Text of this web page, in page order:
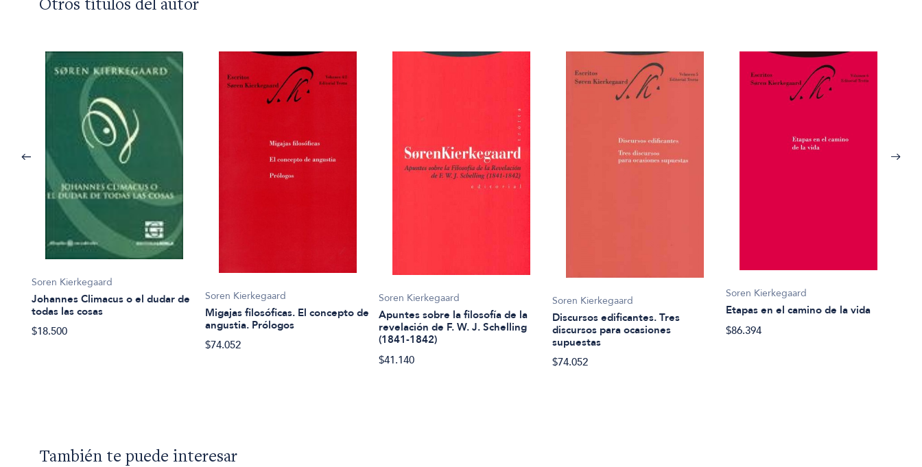
Otros títulos del autor
Soren Kierkegaard
Johannes Climacus o el dudar de
todas las cosas
$18.500
Soren Kierkegaard
Migajas filosóficas. El concepto de
angustia. Prólogos
$74.052
Soren Kierkegaard
Apuntes sobre la filosofía de la
revelación de F. W. J. Schelling
(1841-1842)
$41.140
Soren Kierkegaard
Discursos edificantes. Tres
discursos para ocasiones
supuestas
$74.052
Soren Kierkegaard
Etapas en el camino de la vida
$86.394
También te puede interesar